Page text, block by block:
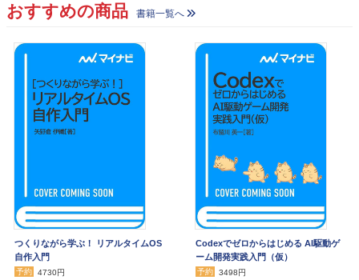
おすすめの商品 書籍一覧へ
つくりながら学ぶ！ リアルタイムOS
自作入門
予約
4730円
Codexでゼロからはじめる AI駆動ゲ
ーム開発実践入門（仮）
予約
3498円